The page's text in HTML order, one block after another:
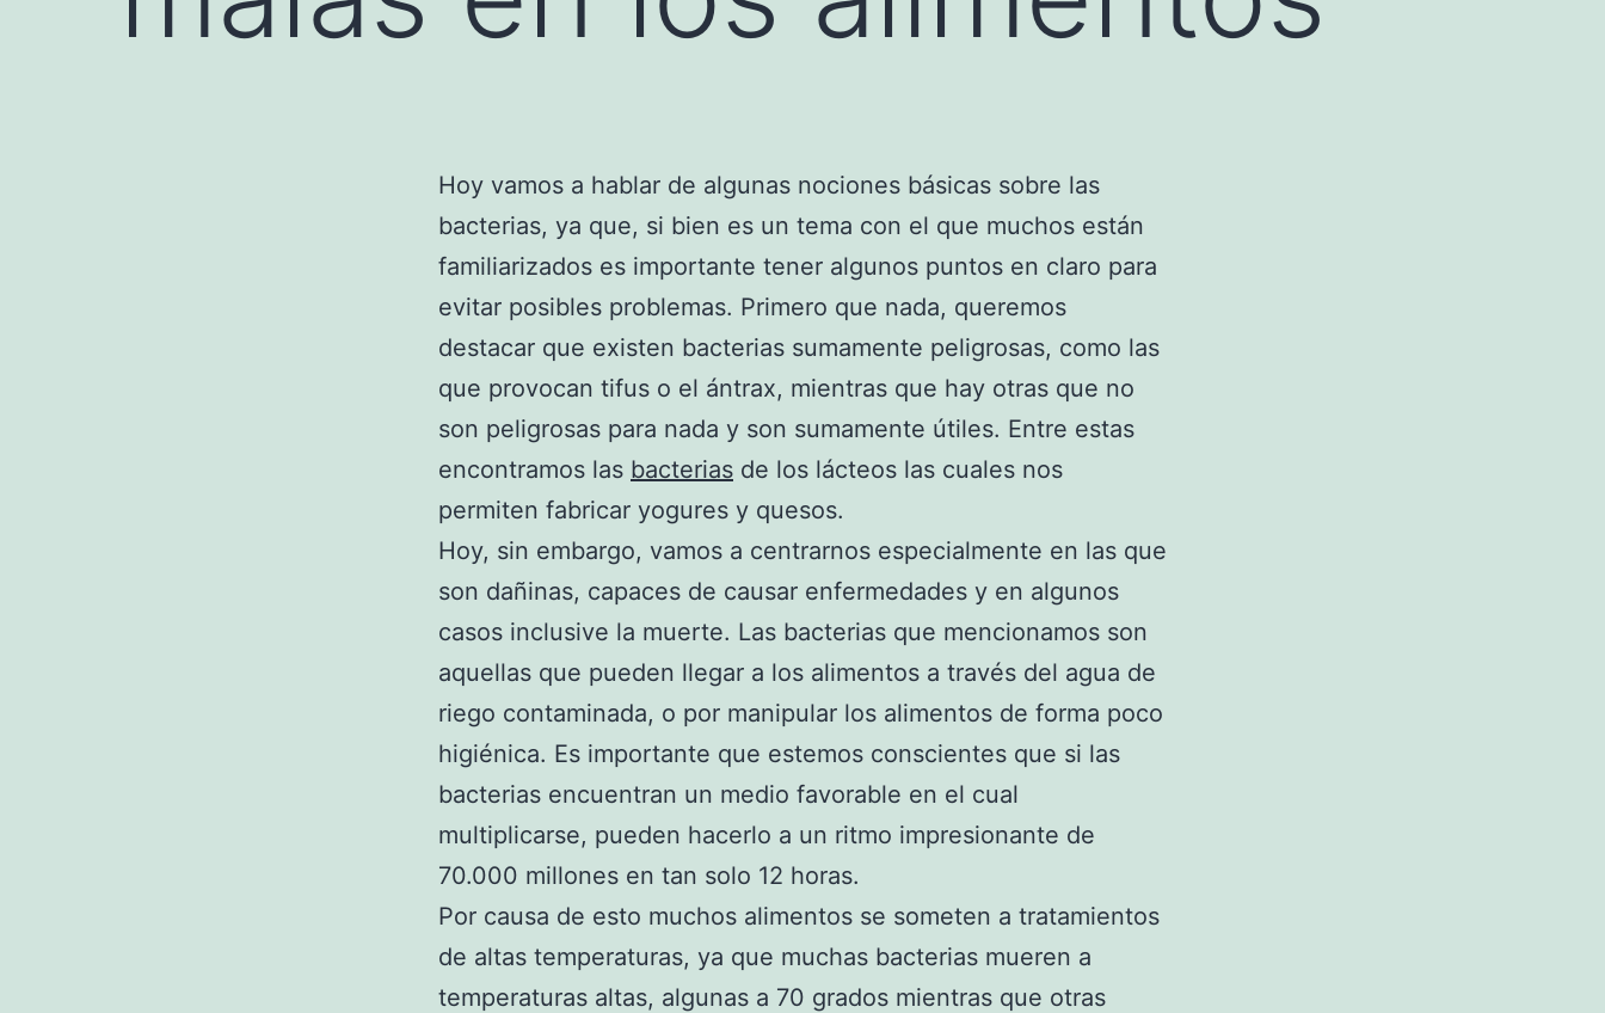
Hoy vamos a hablar de algunas nociones básicas sobre las
bacterias, ya que, si bien es un tema con el que muchos están
familiarizados es importante tener algunos puntos en claro para
evitar posibles problemas. Primero que nada, queremos
destacar que existen bacterias sumamente peligrosas, como las
que provocan tifus o el ántrax, mientras que hay otras que no
son peligrosas para nada y son sumamente útiles. Entre estas
encontramos las bacterias de los lácteos las cuales nos
permiten fabricar yogures y quesos.
Hoy, sin embargo, vamos a centrarnos especialmente en las que
son dañinas, capaces de causar enfermedades y en algunos
casos inclusive la muerte. Las bacterias que mencionamos son
aquellas que pueden llegar a los alimentos a través del agua de
riego contaminada, o por manipular los alimentos de forma poco
higiénica. Es importante que estemos conscientes que si las
bacterias encuentran un medio favorable en el cual
multiplicarse, pueden hacerlo a un ritmo impresionante de
70.000 millones en tan solo 12 horas.
Por causa de esto muchos alimentos se someten a tratamientos
de altas temperaturas, ya que muchas bacterias mueren a
temperaturas altas, algunas a 70 grados mientras que otras